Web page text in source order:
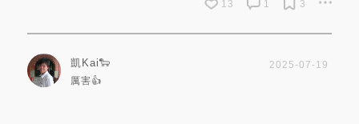
13 1 3
凱Kai🐑
2025-07-19
厲害👍